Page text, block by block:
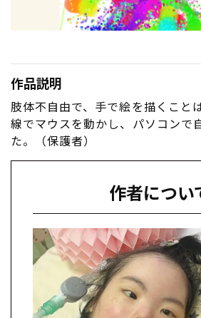
作品説明
肢体不自由で、手で絵を描くこと
線でマウスを動かし、パソコンで
た。（保護者）
作者につい